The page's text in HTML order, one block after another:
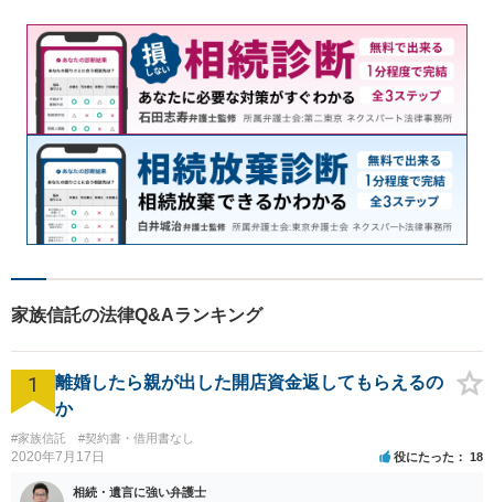
家族信託の法律Q&Aランキング
1
離婚したら親が出した開店資金返してもらえるの
か
#家族信託 #契約書・借用書なし
2020年7月17日 役にたった 18
相続・遺言に強い弁護士